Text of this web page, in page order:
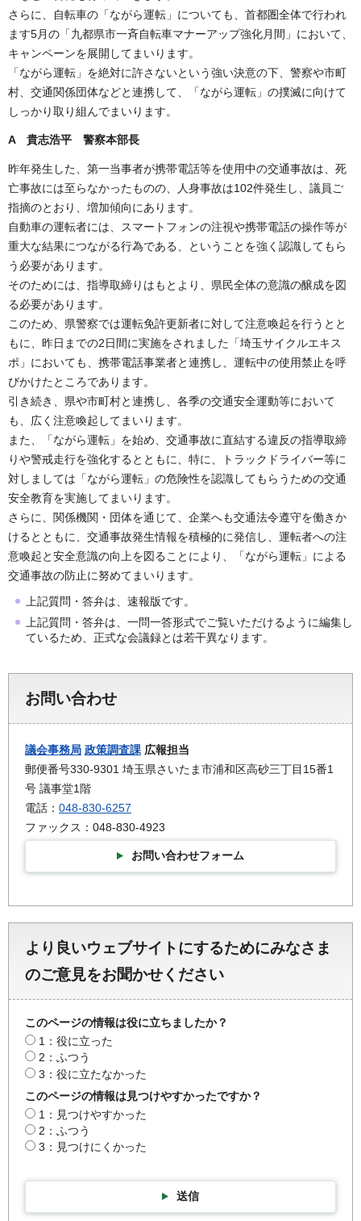
さらに、自転車の「ながら運転」についても、首都圏全体で行われ
ます5月の「九都県市一斉自転車マナーアップ強化月間」において、
キャンペーンを展開してまいります。
「ながら運転」を絶対に許さないという強い決意の下、警察や市町
村、交通関係団体などと連携して、「ながら運転」の撲滅に向けて
しっかり取り組んでまいります。
A 貴志浩平 警察本部長
昨年発生した、第一当事者が携帯電話等を使用中の交通事故は、死
亡事故には至らなかったものの、人身事故は102件発生し、議員ご
指摘のとおり、増加傾向にあります。
自動車の運転者には、スマートフォンの注視や携帯電話の操作等が
重大な結果につながる行為である、ということを強く認識してもら
う必要があります。
そのためには、指導取締りはもとより、県民全体の意識の醸成を図
る必要があります。
このため、県警察では運転免許更新者に対して注意喚起を行うとと
もに、昨日までの2日間に実施をされました「埼玉サイクルエキス
ポ」においても、携帯電話事業者と連携し、運転中の使用禁止を呼
びかけたところであります。
引き続き、県や市町村と連携し、各季の交通安全運動等において
も、広く注意喚起してまいります。
また、「ながら運転」を始め、交通事故に直結する違反の指導取締
りや警戒走行を強化するとともに、特に、トラックドライバー等に
対しましては「ながら運転」の危険性を認識してもらうための交通
安全教育を実施してまいります。
さらに、関係機関・団体を通じて、企業へも交通法令遵守を働きか
けるとともに、交通事故発生情報を積極的に発信し、運転者への注
意喚起と安全意識の向上を図ることにより、「ながら運転」による
交通事故の防止に努めてまいります。
上記質問・答弁は、速報版です。
上記質問・答弁は、一問一答形式でご覧いただけるように編集し
ているため、正式な会議録とは若干異なります。
お問い合わせ
議会事務局 政策調査課 広報担当
郵便番号330-9301 埼玉県さいたま市浦和区高砂三丁目15番1
号 議事堂1階
電話： 048-830-6257
ファックス：048-830-4923
お問い合わせフォーム
より良いウェブサイトにするためにみなさま
のご意見をお聞かせください
このページの情報は役に立ちましたか？
1：役に立った
2：ふつう
3：役に立たなかった
このページの情報は見つけやすかったですか？
1：見つけやすかった
2：ふつう
3：見つけにくかった
送信